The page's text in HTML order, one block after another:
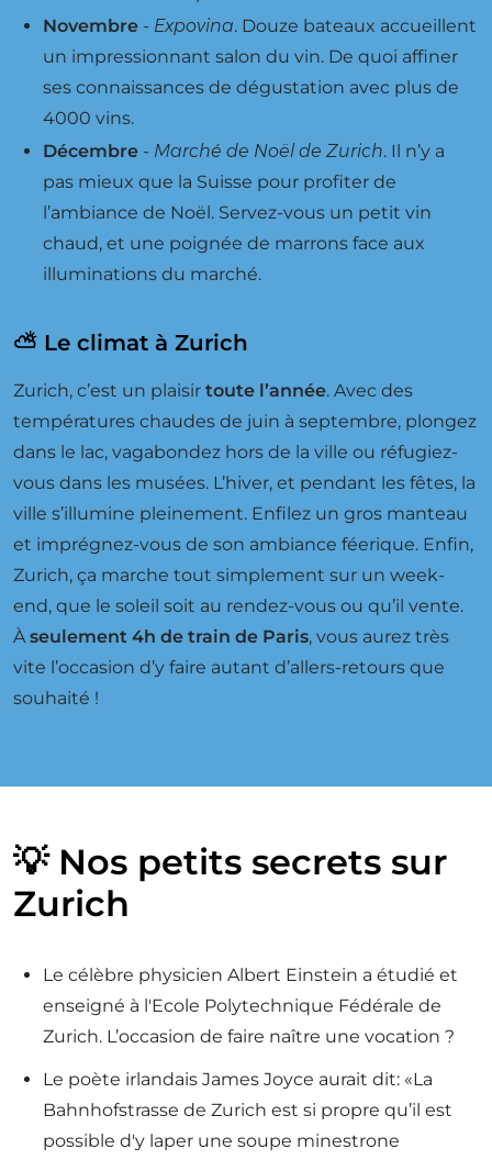
Novembre - Expovina. Douze bateaux accueillent
un impressionnant salon du vin. De quoi affiner
ses connaissances de dégustation avec plus de
4000 vins.
Décembre - Marché de Noël de Zurich. Il n’y a
pas mieux que la Suisse pour profiter de
l’ambiance de Noël. Servez-vous un petit vin
chaud, et une poignée de marrons face aux
illuminations du marché.
⛅ Le climat à Zurich
Zurich, c’est un plaisir toute l’année. Avec des
températures chaudes de juin à septembre, plongez
dans le lac, vagabondez hors de la ville ou réfugiez-
vous dans les musées. L’hiver, et pendant les fêtes, la
ville s’illumine pleinement. Enfilez un gros manteau
et imprégnez-vous de son ambiance féerique. Enfin,
Zurich, ça marche tout simplement sur un week-
end, que le soleil soit au rendez-vous ou qu’il vente.
Àseulement 4h de train de Paris, vous aurez très
vite l’occasion d’y faire autant d’allers-retours que
souhaité !
💡 Nos petits secrets sur
Zurich
Le célèbre physicien Albert Einstein a étudié et
enseigné à l'Ecole Polytechnique Fédérale de
Zurich. L’occasion de faire naître une vocation ?
Le poète irlandais James Joyce aurait dit: «La
Bahnhofstrasse de Zurich est si propre qu’il est
possible d'y laper une soupe minestrone